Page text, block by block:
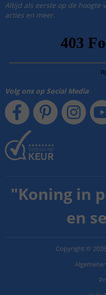
Altijd als eerste op de hoogte
acties en meer.
Volg ons op Social Media
"Koning in
en
Copyright © 2026